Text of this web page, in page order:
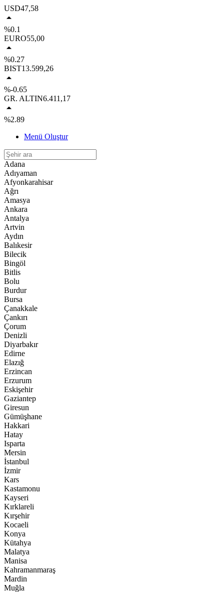
USD47,58
%0.1
EURO55,00
%0.27
BIST13.599,26
%-0.65
GR. ALTIN6.411,17
%2.89
Menü Oluştur
Adana
Adıyaman
Afyonkarahisar
Ağrı
Amasya
Ankara
Antalya
Artvin
Aydın
Balıkesir
Bilecik
Bingöl
Bitlis
Bolu
Burdur
Bursa
Çanakkale
Çankırı
Çorum
Denizli
Diyarbakır
Edirne
Elazığ
Erzincan
Erzurum
Eskişehir
Gaziantep
Giresun
Gümüşhane
Hakkari
Hatay
Isparta
Mersin
İstanbul
İzmir
Kars
Kastamonu
Kayseri
Kırklareli
Kırşehir
Kocaeli
Konya
Kütahya
Malatya
Manisa
Kahramanmaraş
Mardin
Muğla